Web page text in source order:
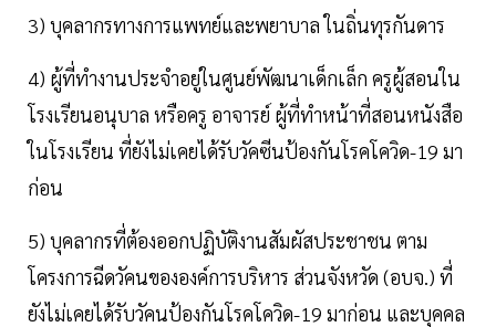
3) บุคลากรทางการแพทย์และพยาบาล ในถิ่นทุรกันดาร
4) ผู้ที่ทำงานประจำอยู่ในศูนย์พัฒนาเด็กเล็ก ครูผู้สอนใน
โรงเรียนอนุบาล หรือครู อาจารย์ ผู้ที่ทำหน้าที่สอนหนังสือ
ในโรงเรียน ที่ยังไม่เคยได้รับวัคซีนป้องกันโรคโควิด-19 มา
ก่อน
5) บุคลากรที่ต้องออกปฏิบัติงานสัมผัสประชาชน ตาม
โครงการฉีดวัคนขององค์การบริหาร ส่วนจังหวัด (อบจ.) ที่
ยังไม่เคยได้รับวัคนป้องกันโรคโควิด-19 มาก่อน และบุคคล